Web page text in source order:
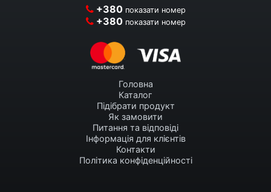
+380 показати номер
+380 показати номер
Головна
Каталог
Підібрати продукт
Як замовити
Питання та відповіді
Інформація для клієнтів
Контакти
Політика конфіденційності